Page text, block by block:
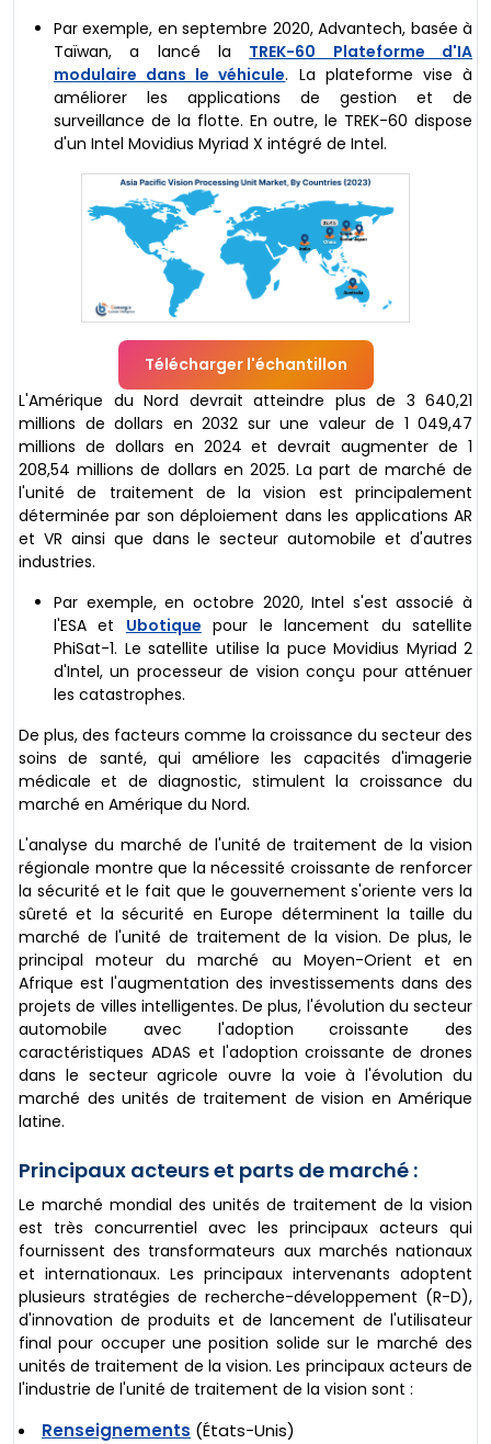
Par exemple, en septembre 2020, Advantech, basée à
Taïwan, a lancé la TREK-60 Plateforme d'IA
modulaire dans le véhicule. La plateforme vise à
améliorer les applications de gestion et de
surveillance de la flotte. En outre, le TREK-60 dispose
d'un Intel Movidius Myriad X intégré de Intel.
Télécharger l'échantillon
L'Amérique du Nord devrait atteindre plus de 3 640,21
millions de dollars en 2032 sur une valeur de 1 049,47
millions de dollars en 2024 et devrait augmenter de 1
208,54 millions de dollars en 2025. La part de marché de
l'unité de traitement de la vision est principalement
déterminée par son déploiement dans les applications AR
et VR ainsi que dans le secteur automobile et d'autres
industries.
Par exemple, en octobre 2020, Intel s'est associé à
l'ESA et Ubotique pour le lancement du satellite
PhiSat-1. Le satellite utilise la puce Movidius Myriad 2
d'Intel, un processeur de vision conçu pour atténuer
les catastrophes.
De plus, des facteurs comme la croissance du secteur des
soins de santé, qui améliore les capacités d'imagerie
médicale et de diagnostic, stimulent la croissance du
marché en Amérique du Nord.
L'analyse du marché de l'unité de traitement de la vision
régionale montre que la nécessité croissante de renforcer
la sécurité et le fait que le gouvernement s'oriente vers la
sûreté et la sécurité en Europe déterminent la taille du
marché de l'unité de traitement de la vision. De plus, le
principal moteur du marché au Moyen-Orient et en
Afrique est l'augmentation des investissements dans des
projets de villes intelligentes. De plus, l'évolution du secteur
automobile avec l'adoption croissante des
caractéristiques ADAS et l'adoption croissante de drones
dans le secteur agricole ouvre la voie à l'évolution du
marché des unités de traitement de vision en Amérique
latine.
Principaux acteurs et parts de marché :
Le marché mondial des unités de traitement de la vision
est très concurrentiel avec les principaux acteurs qui
fournissent des transformateurs aux marchés nationaux
et internationaux. Les principaux intervenants adoptent
plusieurs stratégies de recherche-développement (R-D),
d'innovation de produits et de lancement de l'utilisateur
final pour occuper une position solide sur le marché des
unités de traitement de la vision. Les principaux acteurs de
l'industrie de l'unité de traitement de la vision sont :
Renseignements (États-Unis)